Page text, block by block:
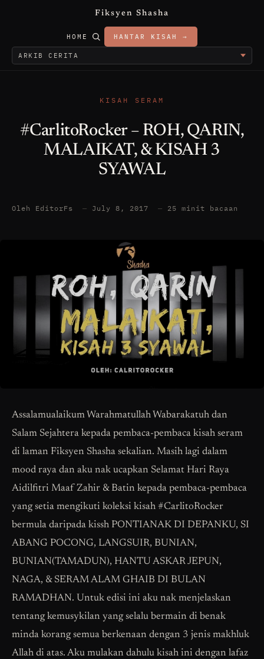
Fiksyen Shasha
HOME HANTAR KISAH →
KISAH SERAM
#CarlitoRocker – ROH, QARIN,
MALAIKAT, & KISAH 3
SYAWAL
Oleh EditorFs — July 8, 2017 — 25 minit bacaan
Assalamualaikum Warahmatullah Wabarakatuh dan
Salam Sejahtera kepada pembaca-pembaca kisah seram
di laman Fiksyen Shasha sekalian. Masih lagi dalam
mood raya dan aku nak ucapkan Selamat Hari Raya
Aidilfitri Maaf Zahir & Batin kepada pembaca-pembaca
yang setia mengikuti koleksi kisah #CarlitoRocker
bermula daripada kissh PONTIANAK DI DEPANKU, SI
ABANG POCONG, LANGSUIR, BUNIAN,
BUNIAN(TAMADUN), HANTU ASKAR JEPUN,
NAGA, & SERAM ALAM GHAIB DI BULAN
RAMADHAN. Untuk edisi ini aku nak menjelaskan
tentang kemusykilan yang selalu bermain di benak
minda korang semua berkenaan dengan 3 jenis makhluk
Allah di atas. Aku mulakan dahulu kisah ini dengan lafaz